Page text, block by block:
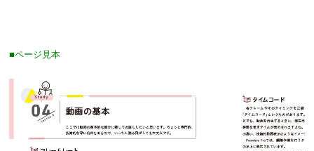
■ページ見本